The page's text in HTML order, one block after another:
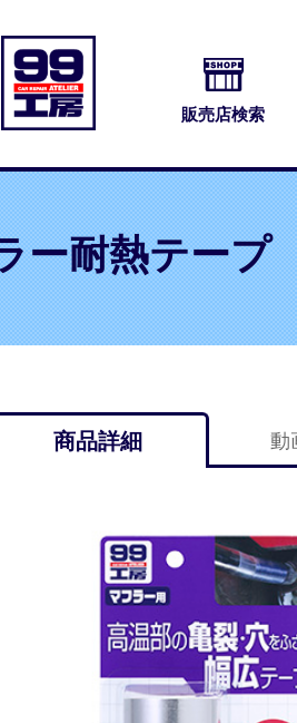
販売店検索
ー耐熱テープ
商品詳細 動